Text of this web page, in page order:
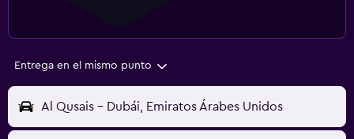
Entrega en el mismo punto
Al Qusais - Dubái, Emiratos Árabes Unidos